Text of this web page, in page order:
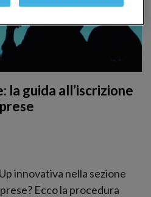
la guida all’iscrizione
innovativa nella sezione
Ecco la procedura